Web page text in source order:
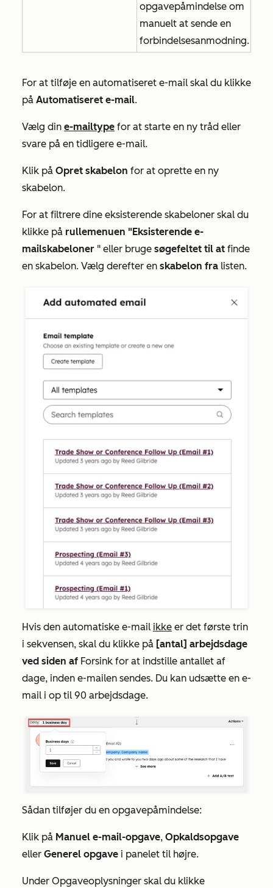
opgavepåmindelse om
manuelt at sende en
forbindelsesanmodning.
For at tilføje en automatiseret e-mail skal du klikke
på Automatiseret e-mail.
Vælg din e-mailtype for at starte en ny tråd eller
svare på en tidligere e-mail.
Klik på Opret skabelon for at oprette en ny
skabelon.
For at filtrere dine eksisterende skabeloner skal du
klikke på rullemenuen "Eksisterende e-
mailskabeloner " eller bruge søgefeltet til at finde
en skabelon. Vælg derefter en skabelon fra listen.
Hvis den automatiske e-mail ikke er det første trin
i sekvensen, skal du klikke på [antal] arbejdsdage
ved siden af Forsink for at indstille antallet af
dage, inden e-mailen sendes. Du kan udsætte en e-
mail i op til 90 arbejdsdage.
Sådan tilføjer du en opgavepåmindelse:
Klik på Manuel e-mail-opgave, Opkaldsopgave
eller Generel opgave i panelet til højre.
Under Opgaveoplysninger skal du klikke